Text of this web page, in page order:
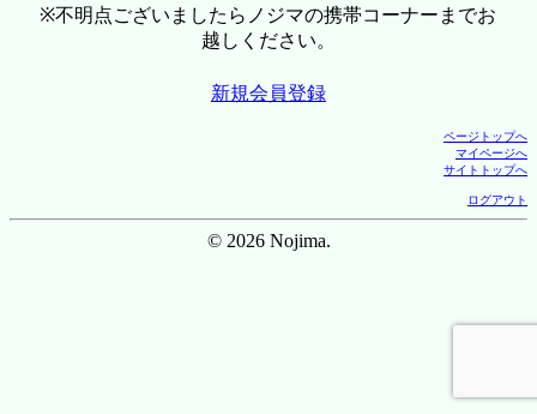
※不明点ございましたらノジマの携帯コーナーまでお
越しください。
新規会員登録
ページトップへ
マイページへ
サイトトップへ
ログアウト
© 2026 Nojima.